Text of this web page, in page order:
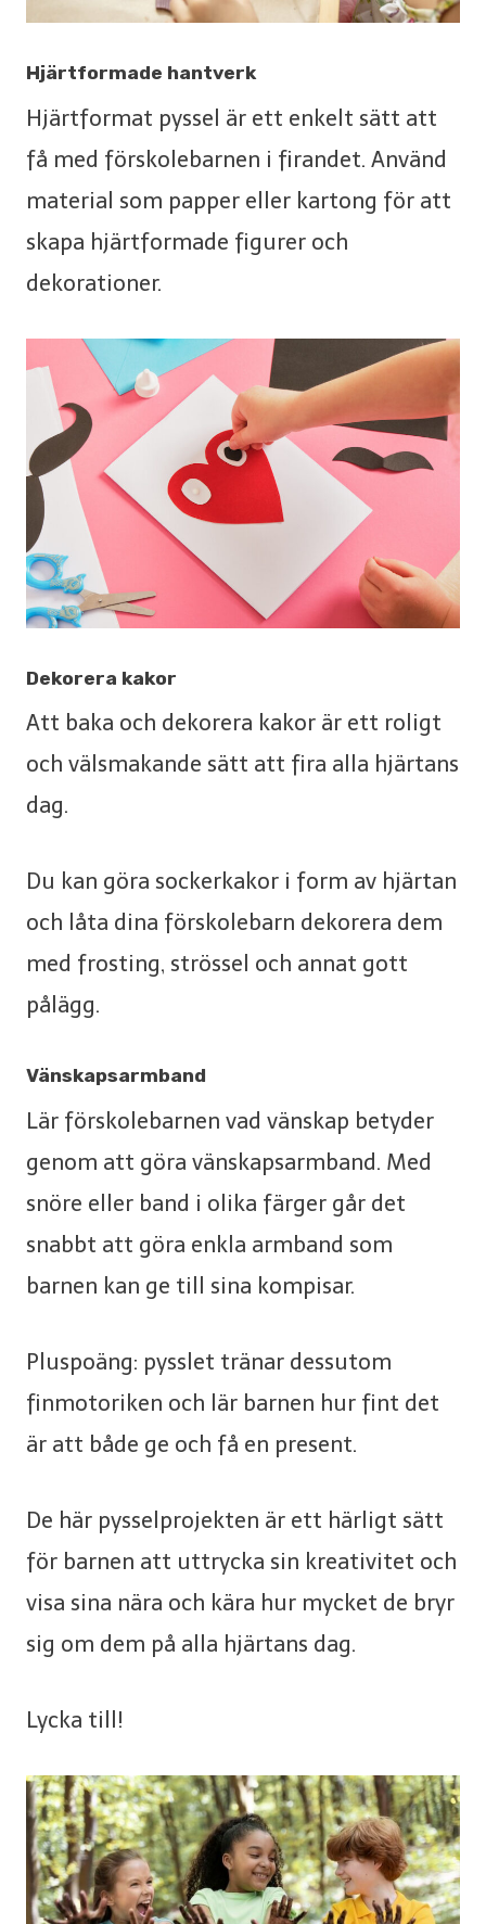
Hjärtformade hantverk
Hjärtformat pyssel är ett enkelt sätt att
få med förskolebarnen i firandet. Använd
material som papper eller kartong för att
skapa hjärtformade figurer och
dekorationer.
Dekorera kakor
Att baka och dekorera kakor är ett roligt
och välsmakande sätt att fira alla hjärtans
dag.
Du kan göra sockerkakor i form av hjärtan
och låta dina förskolebarn dekorera dem
med frosting, strössel och annat gott
pålägg.
Vänskapsarmband
Lär förskolebarnen vad vänskap betyder
genom att göra vänskapsarmband. Med
snöre eller band i olika färger går det
snabbt att göra enkla armband som
barnen kan ge till sina kompisar.
Pluspoäng: pysslet tränar dessutom
finmotoriken och lär barnen hur fint det
är att både ge och få en present.
De här pysselprojekten är ett härligt sätt
för barnen att uttrycka sin kreativitet och
visa sina nära och kära hur mycket de bryr
sig om dem på alla hjärtans dag.
Lycka till!